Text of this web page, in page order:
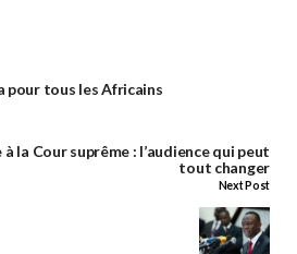
pour tous les Africains
à la Cour suprême : l’audience qui peut
tout changer
Next Post